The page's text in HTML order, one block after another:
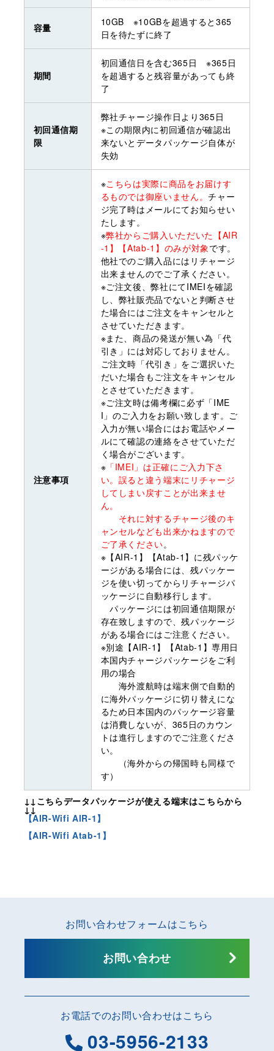
容量
10GB ※10GBを超過すると365
日を待たずに終了
期間
初回通信日を含む365日 ※365日
を超過すると残容量があっても終
了
初回通信期
限
弊社チャージ操作日より365日
※この期限内に初回通信が確認出
来ないとデータパッケージ自体が
失効
注意事項
※こちらは実際に商品をお届けす
るものでは御座いません。チャー
ジ完了時はメールにてお知らせい
たします。
※弊社からご購入いただいた【AIR
-1】【Atab-1】のみが対象 です。
他社でのご購入品にはリチャージ
出来ませんのでご了承ください。
※ご注文後、弊社にてIMEIを確認
し、弊社販売品でないと判断させ
た場合にはご注文をキャンセルと
させていただきます。
※また、商品の発送が無い為「代
引き」には対応しておりません。
ご注文時「代引き」をご選択いた
だいた場合もご注文をキャンセル
とさせていただきます。
※ご注文時は備考欄に必ず「IME
I」のご入力をお願い致します。ご
入力が無い場合にはお電話やメー
ルにて確認の連絡をさせていただ
く場合がございます。
※ 「IMEI」は正確にご入力下さ
い。誤ると違う端末にリチャージ
してしまい戻すことが出来ませ
ん。
それに対するチャージ後のキ
ャンセルなども出来かねますので
ご了承ください。
※【AIR-1】【Atab-1】に残パッケ
ージがある場合には、残パッケー
ジを使い切ってからリチャージパ
ッケージに自動移行します。
パッケージには初回通信期限が
存在致しますので、残パッケージ
がある場合にはご注意ください。
※別途【AIR-1】【Atab-1】専用日
本国内チャージパッケージをご利
用の場合
海外渡航時は端末側で自動的
に海外パッケージに切り替えにな
るため日本国内のパッケージ容量
は消費しないが、365日のカウン
トは進行しますのでご注意くださ
い。
（海外からの帰国時も同様で
す）
↓↓こちらデータパッケージが使える端末はこちらから
↓↓
【AIR-Wifi AIR-1】
【AIR-Wifi Atab-1】
お電話でのお問い合わせはこちら
03-5956-2133
お問い合わせフォームはこちら
お問い合わせ